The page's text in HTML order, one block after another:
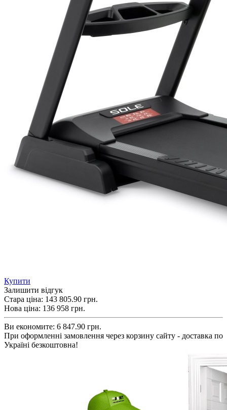
Купити
Залишити відгук
Стара ціна: 143 805.90 грн.
Нова ціна: 136 958 грн.
Ви економите: 6 847.90 грн.
При оформленні замовлення через корзину сайту - доставка по
Україні безкоштовна!